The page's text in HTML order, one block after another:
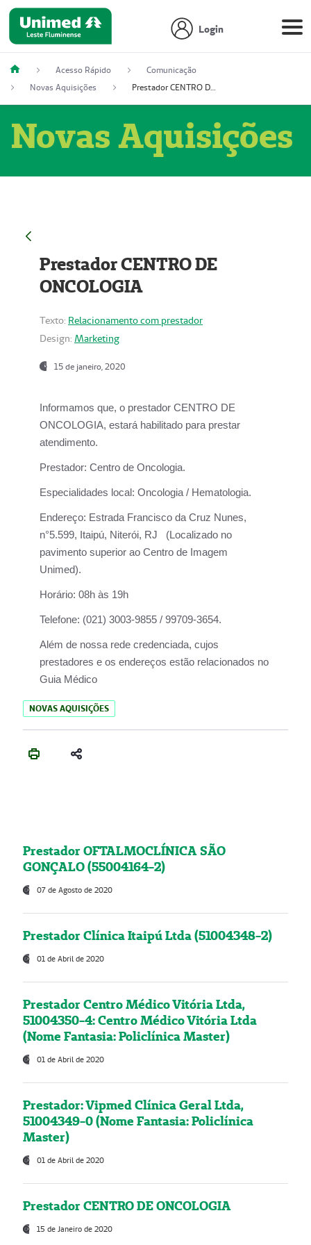
Login
Acesso Rápido
Comunicação
Novas Aquisições
Prestador CENTRO DE ONCOLOGIA
Novas Aquisições
Prestador CENTRO DE
ONCOLOGIA
Texto: Relacionamento com prestador
Design: Marketing
15 de janeiro, 2020
Informamos que, o prestador CENTRO DE
ONCOLOGIA, estará habilitado para prestar
atendimento.
Prestador: Centro de Oncologia.
Especialidades local: Oncologia / Hematologia.
Endereço: Estrada Francisco da Cruz Nunes,
n°5.599, Itaipú, Niterói, RJ (Localizado no
pavimento superior ao Centro de Imagem
Unimed).
Horário: 08h às 19h
Telefone: (021) 3003-9855 / 99709-3654.
Além de nossa rede credenciada, cujos
prestadores e os endereços estão relacionados no
Guia Médico
NOVAS AQUISIÇÕES
Prestador OFTALMOCLÍNICA SÃO
GONÇALO (55004164-2)
07 de Agosto de 2020
Prestador Clínica Itaipú Ltda (51004348-2)
01 de Abril de 2020
Prestador Centro Médico Vitória Ltda,
51004350-4: Centro Médico Vitória Ltda
(Nome Fantasia: Policlínica Master)
01 de Abril de 2020
Prestador: Vipmed Clínica Geral Ltda,
51004349-0 (Nome Fantasia: Policlínica
Master)
01 de Abril de 2020
Prestador CENTRO DE ONCOLOGIA
15 de Janeiro de 2020